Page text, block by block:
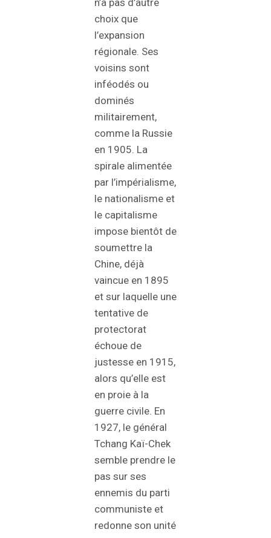
choix que
l’expansion
régionale. Ses
voisins sont
inféodés ou
dominés
militairement,
comme la Russie
en 1905. La
spirale alimentée
par l’impérialisme,
le nationalisme et
le capitalisme
impose bientôt de
soumettre la
Chine, déjà
vaincue en 1895
et sur laquelle une
tentative de
protectorat
échoue de
justesse en 1915,
alors qu’elle est
en proie à la
guerre civile. En
1927, le général
Tchang Kaï-Chek
semble prendre le
pas sur ses
ennemis du parti
communiste et
redonne son unité